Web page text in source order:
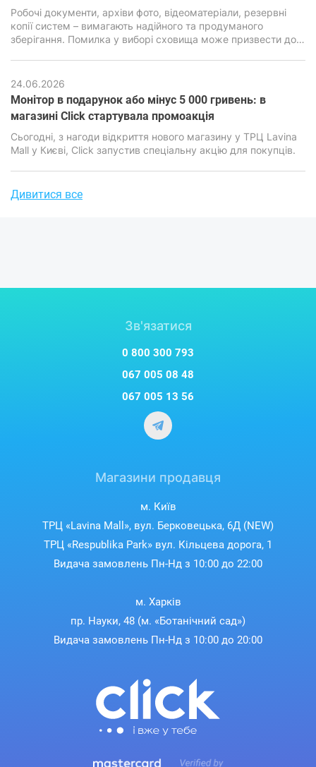
Робочі документи, архіви фото, відеоматеріали, резервні
копії систем – вимагають надійного та продуманого
зберігання. Помилка у виборі сховища може призвести до
сервісами та локальними накопичувачами стоїть особливо
гостро.
24.06.2026
Монітор в подарунок або мінус 5 000 гривень: в
магазині Click стартувала промоакція
​​​​​​​Сьогодні, з нагоди відкриття нового магазину у ТРЦ Lavina
Mall у Києві, Click запустив спеціальну акцію для покупців.
Дивитися все
Зв'язатися
0 800 300 793
067 005 08 48
067 005 13 56
Магазини продавця
м. Київ
ТРЦ «Lavina Mall», вул. Берковецька, 6Д (NEW)
ТРЦ «Respublika Park» вул. Кільцева дорога, 1
Видача замовлень Пн-Нд з 10:00 до 22:00
м. Харків
пр. Науки, 48 (м. «Ботанічний сад»)
Видача замовлень Пн-Нд з 10:00 до 20:00